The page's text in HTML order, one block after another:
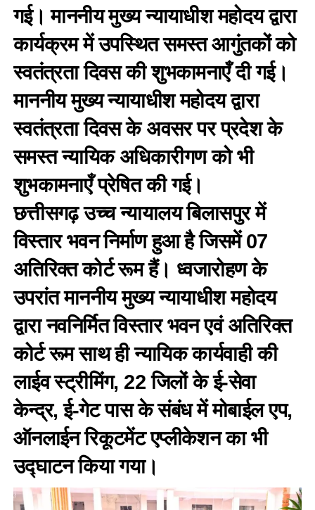
गई। माननीय मुख्य न्यायाधीश महोदय द्वारा
कार्यक्रम में उपस्थित समस्त आगुंतकों को
स्वतंत्रता दिवस की शुभकामनाएँ दी गई।
माननीय मुख्य न्यायाधीश महोदय द्वारा
स्वतंत्रता दिवस के अवसर पर प्रदेश के
समस्त न्यायिक अधिकारीगण को भी
शुभकामनाएँ प्रेषित की गई।
छत्तीसगढ़ उच्च न्यायालय बिलासपुर में
विस्तार भवन निर्माण हुआ है जिसमें 07
अतिरिक्त कोर्ट रूम हैं। ध्वजारोहण के
उपरांत माननीय मुख्य न्यायाधीश महोदय
द्वारा नवनिर्मित विस्तार भवन एवं अतिरिक्त
कोर्ट रूम साथ ही न्यायिक कार्यवाही की
लाईव स्ट्रीमिंग, 22 जिलों के ई-सेवा
केन्द्र, ई-गेट पास के संबंध में मोबाईल एप,
ऑनलाईन रिकूटमेंट एप्लीकेशन का भी
उद्घाटन किया गया।